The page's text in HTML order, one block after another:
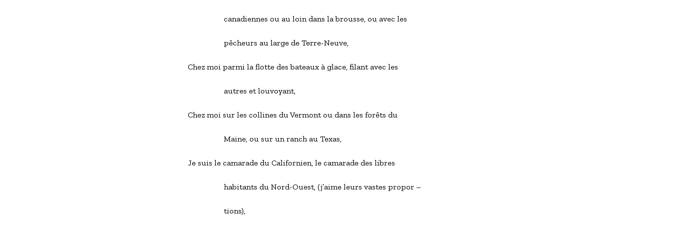
                  canadiennes ou au loin dans la brousse, ou avec les
                  pêcheurs au large de Terre-Neuve,
Chez moi parmi la flotte des bateaux à glace, filant avec les
                  autres et louvoyant,
Chez moi sur les collines du Vermont ou dans les forêts du
                  Maine, ou sur un ranch au Texas,
Je suis le camarade du Californien, le camarade des libres
                  habitants du Nord-Ouest, (j’aime leurs vastes propor –
                  tions),